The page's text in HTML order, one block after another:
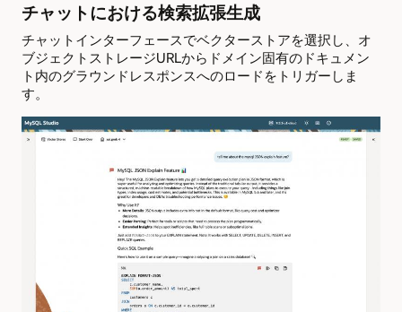
チャットにおける検索拡張生成
チャットインターフェースでベクターストアを選択し、オ
ブジェクトストレージURLからドメイン固有のドキュメン
ト内のグラウンドレスポンスへのロードをトリガーしま
す。